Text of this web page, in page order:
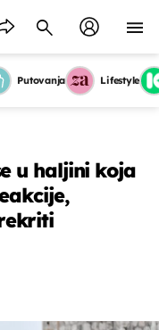
Putovanja Lifestyle
u haljini koja